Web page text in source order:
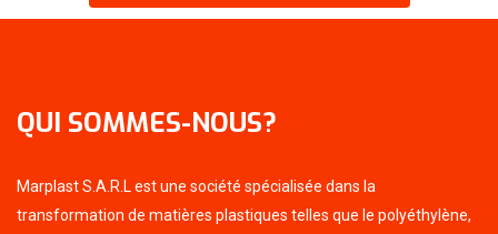
QUI SOMMES-NOUS?
Marplast S.A.R.L est une société spécialisée dans la
transformation de matières plastiques telles que le polyéthylène,